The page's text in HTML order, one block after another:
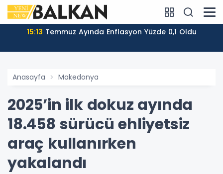
15:13 Temmuz Ayında Enflasyon Yüzde 0,1 Oldu
Anasayfa Makedonya
2025’in ilk dokuz ayında
18.458 sürücü ehliyetsiz
araç kullanırken
yakalandı